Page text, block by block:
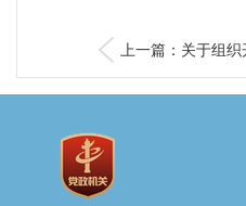
上一篇：关于组